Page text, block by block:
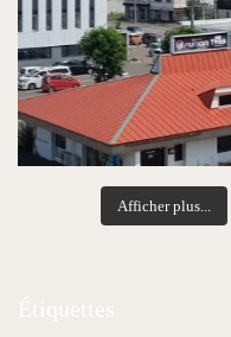
Afficher plus...